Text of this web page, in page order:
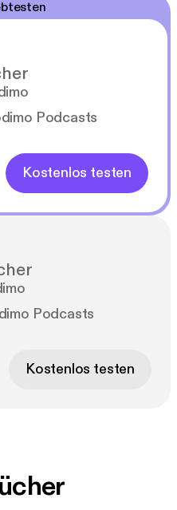
Podcasts
Kostenlos testen
Podcasts
Kostenlos testen